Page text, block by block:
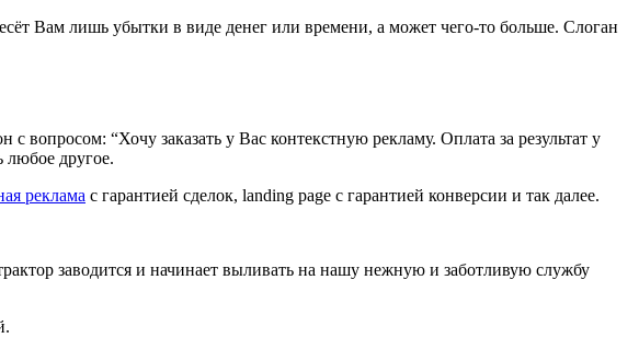
Вам лишь убытки в виде денег или времени, а может чего-то больше. Слоган
“Хочу заказать у Вас контекстную рекламу. Оплата за результат у
любое другое.
реклама с гарантией сделок, landing page с гарантией конверсии и так далее.
заводится и начинает выливать на нашу нежную и заботливую службу